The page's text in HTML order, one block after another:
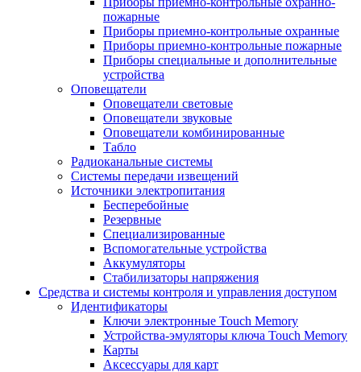
пожарные
Приборы приемно-контрольные охранные
Приборы приемно-контрольные пожарные
Приборы специальные и дополнительные
устройства
Оповещатели
Оповещатели световые
Оповещатели звуковые
Оповещатели комбинированные
Табло
Радиоканальные системы
Системы передачи извещений
Источники электропитания
Бесперебойные
Резервные
Специализированные
Вспомогательные устройства
Аккумуляторы
Стабилизаторы напряжения
Средства и системы контроля и управления доступом
Идентификаторы
Ключи электронные Touch Memory
Устройства-эмуляторы ключа Touch Memory
Карты
Аксессуары для карт